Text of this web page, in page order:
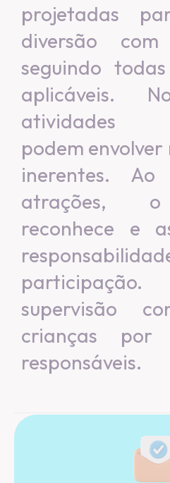
projetadas
diversão com
seguindo
aplicáveis.
atividades
podem envolver
inerentes.
atrações,
reconhece e
participação.
supervisão
crianças
responsáveis.